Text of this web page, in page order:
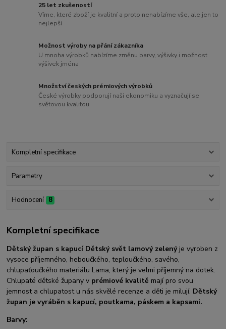
25 let zkušeností
Víme, které zboží je kvalitní a proto nenabízíme vše, ale jen to
nejlepší
Možnost výroby na přání zákazníka
U mnoha výrobků nabízíme změnu barvy, výšivky i možnost
výšivek jména
Množství českých prémiových výrobků
České výrobky podporují naši ekonomiku a vyznačují se
světovou kvalitou
Kompletní specifikace
Parametry
Hodnocení 8
Kompletní specifikace
Dětský župan s kapucí Dětský svět lamový zelený je vyroben z
vysoce příjemného, heboučkého, teploučkého, savého,
chlupaťoučkého materiálu Lama, který je velmi příjemný na dotek.
Chlupaté dětské župany v prémiové kvalitě mají pro svou
jemnost a chlupatost u nás skvělé recenze a děti je milují. Dětský
župan je vyráběn s kapucí, poutkama, páskem a kapsami.
Barvy: